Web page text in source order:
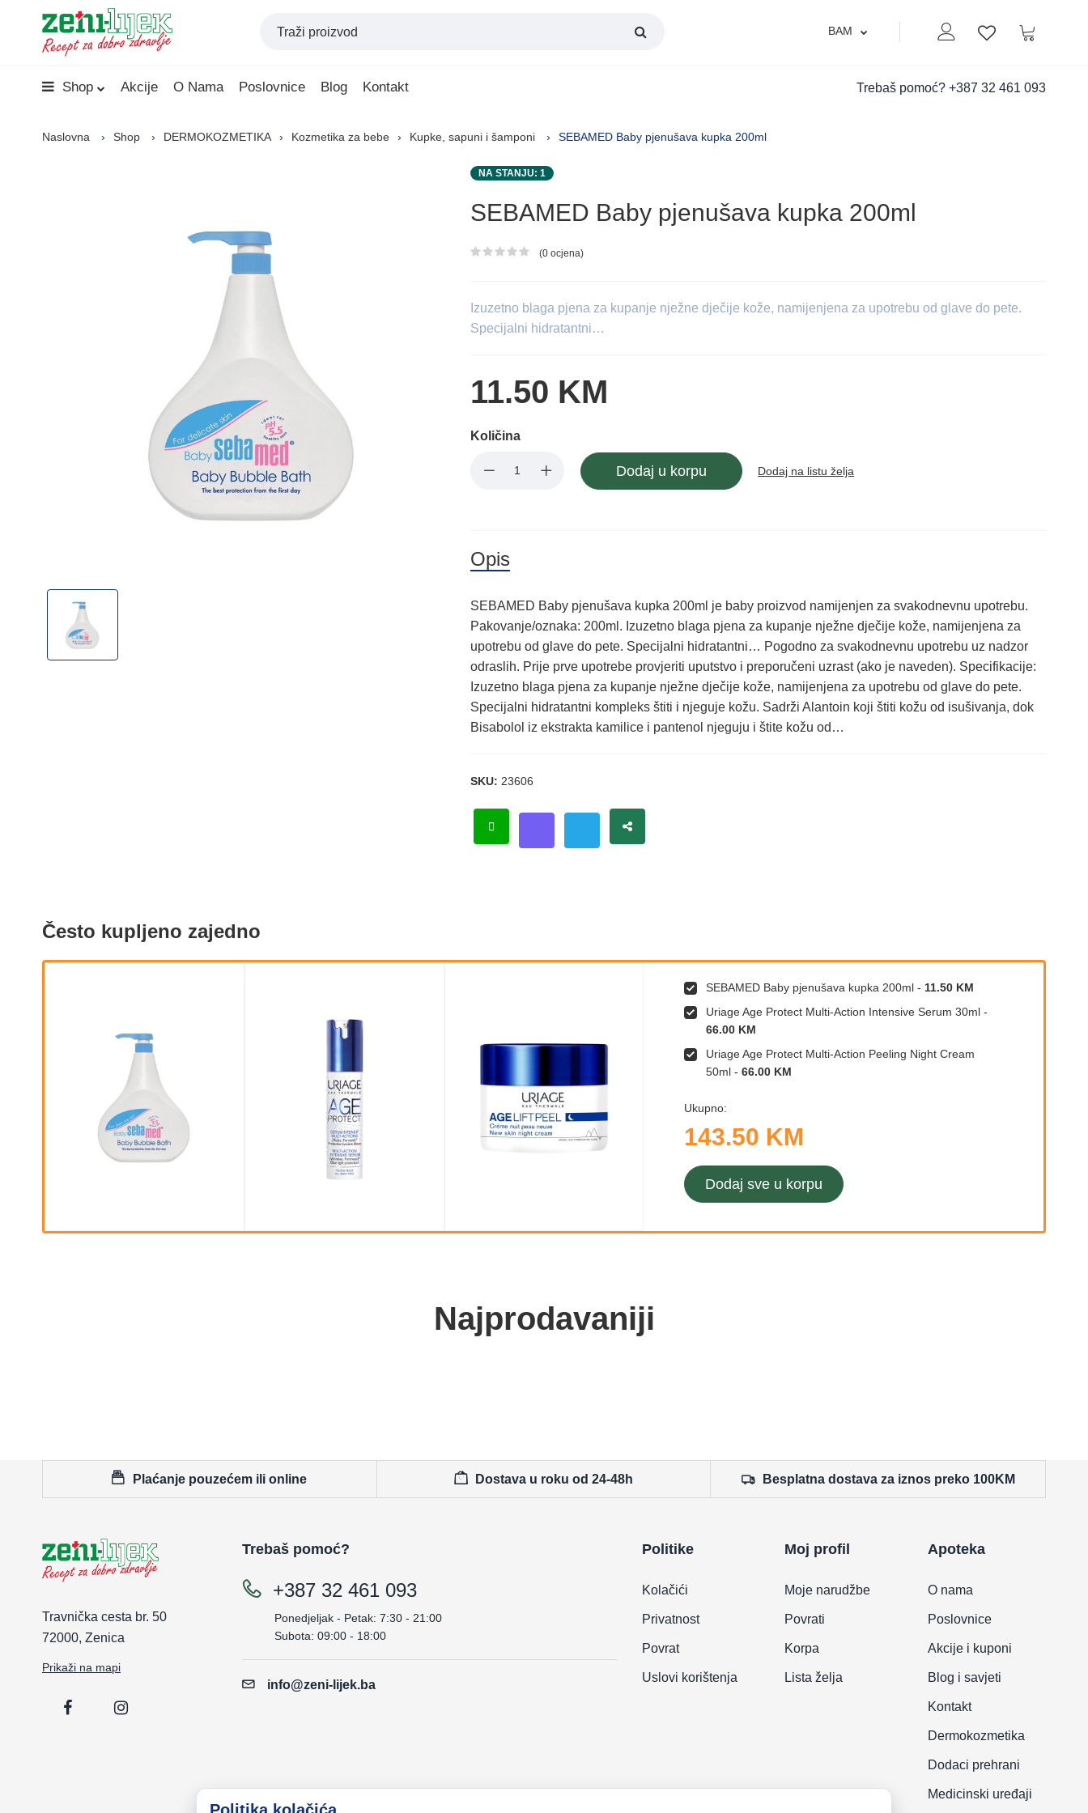
Moj nalogLista zelja
Korpa
BAM
Shop Akcije O Nama Poslovnice Blog Kontakt Trebaš pomoć? +387 32 461 093
Naslovna Shop DERMOKOZMETIKA Kozmetika za bebe Kupke, sapuni i šamponi SEBAMED Baby pjenušava kupka 200ml
NA STANJU: 1
SEBAMED Baby pjenušava kupka 200ml
Ocjena proizvoda
(0 ocjena)
Izuzetno blaga pjena za kupanje nježne dječije kože, namijenjena za upotrebu od glave do pete.
Specijalni hidratantni…
11.50 KM
Količina
Dodaj u korpu Dodaj na listu želja
Opis
SEBAMED Baby pjenušava kupka 200ml je baby proizvod namijenjen za svakodnevnu upotrebu.
Pakovanje/oznaka: 200ml. Izuzetno blaga pjena za kupanje nježne dječije kože, namijenjena za
upotrebu od glave do pete. Specijalni hidratantni… Pogodno za svakodnevnu upotrebu uz nadzor
odraslih. Prije prve upotrebe provjeriti uputstvo i preporučeni uzrast (ako je naveden). Specifikacije:
Izuzetno blaga pjena za kupanje nježne dječije kože, namijenjena za upotrebu od glave do pete.
Specijalni hidratantni kompleks štiti i njeguje kožu. Sadrži Alantoin koji štiti kožu od isušivanja, dok
Bisabolol iz ekstrakta kamilice i pantenol njeguju i štite kožu od…
SKU: 23606
Često kupljeno zajedno
SEBAMED Baby pjenušava kupka 200ml - 11.50 KM
Uriage Age Protect Multi-Action Intensive Serum 30ml -
66.00 KM
Uriage Age Protect Multi-Action Peeling Night Cream
50ml -66.00 KM
Ukupno:
143.50 KM
Dodaj sve u korpu
Najprodavaniji
Plaćanje pouzećem ili online Dostava u roku od 24-48h Besplatna dostava za iznos preko 100KM
Travnička cesta br. 50
72000, Zenica
Prikaži na mapi
Trebaš pomoć?
+387 32 461 093
Ponedjeljak - Petak: 7:30 - 21:00
Subota: 09:00 - 18:00
info@zeni-lijek.ba
Politike
Kolačići
Privatnost
Povrat
Uslovi korištenja
Moj profil
Moje narudžbe
Povrati
Korpa
Lista želja
Apoteka
O nama
Poslovnice
Akcije i kuponi
Blog i savjeti
Kontakt
Dermokozmetika
Dodaci prehrani
Medicinski uređaji